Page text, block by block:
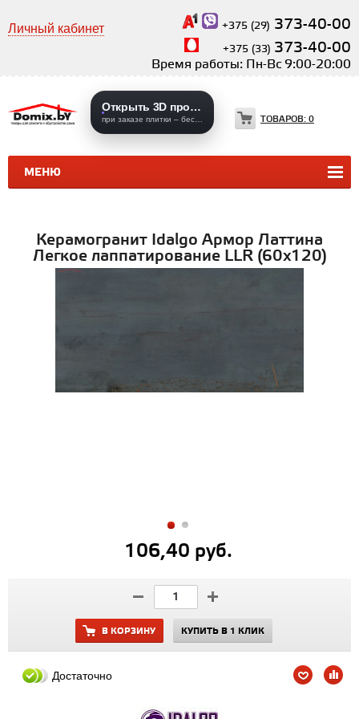
Личный кабинет +375 (29) 373-40-00
+375 (33) 373-40-00
Время работы: Пн-Вс 9:00-20:00
МЕНЮ
Открыть 3D проекты
ТОВАРОВ: 0
КЕРАМИЧЕСКАЯ ПЛИТКА
Керамогранит Idalgo Армор Латтина
Легкое лаппатирование LLR (60х120)
106,40 руб.
В КОРЗИНУ КУПИТЬ В 1 КЛИК
Достаточно